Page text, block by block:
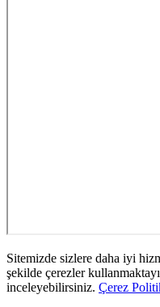
Sitemizde sizlere daha iyi
şekilde çerezler
inceleyebilirsiniz. Çerez